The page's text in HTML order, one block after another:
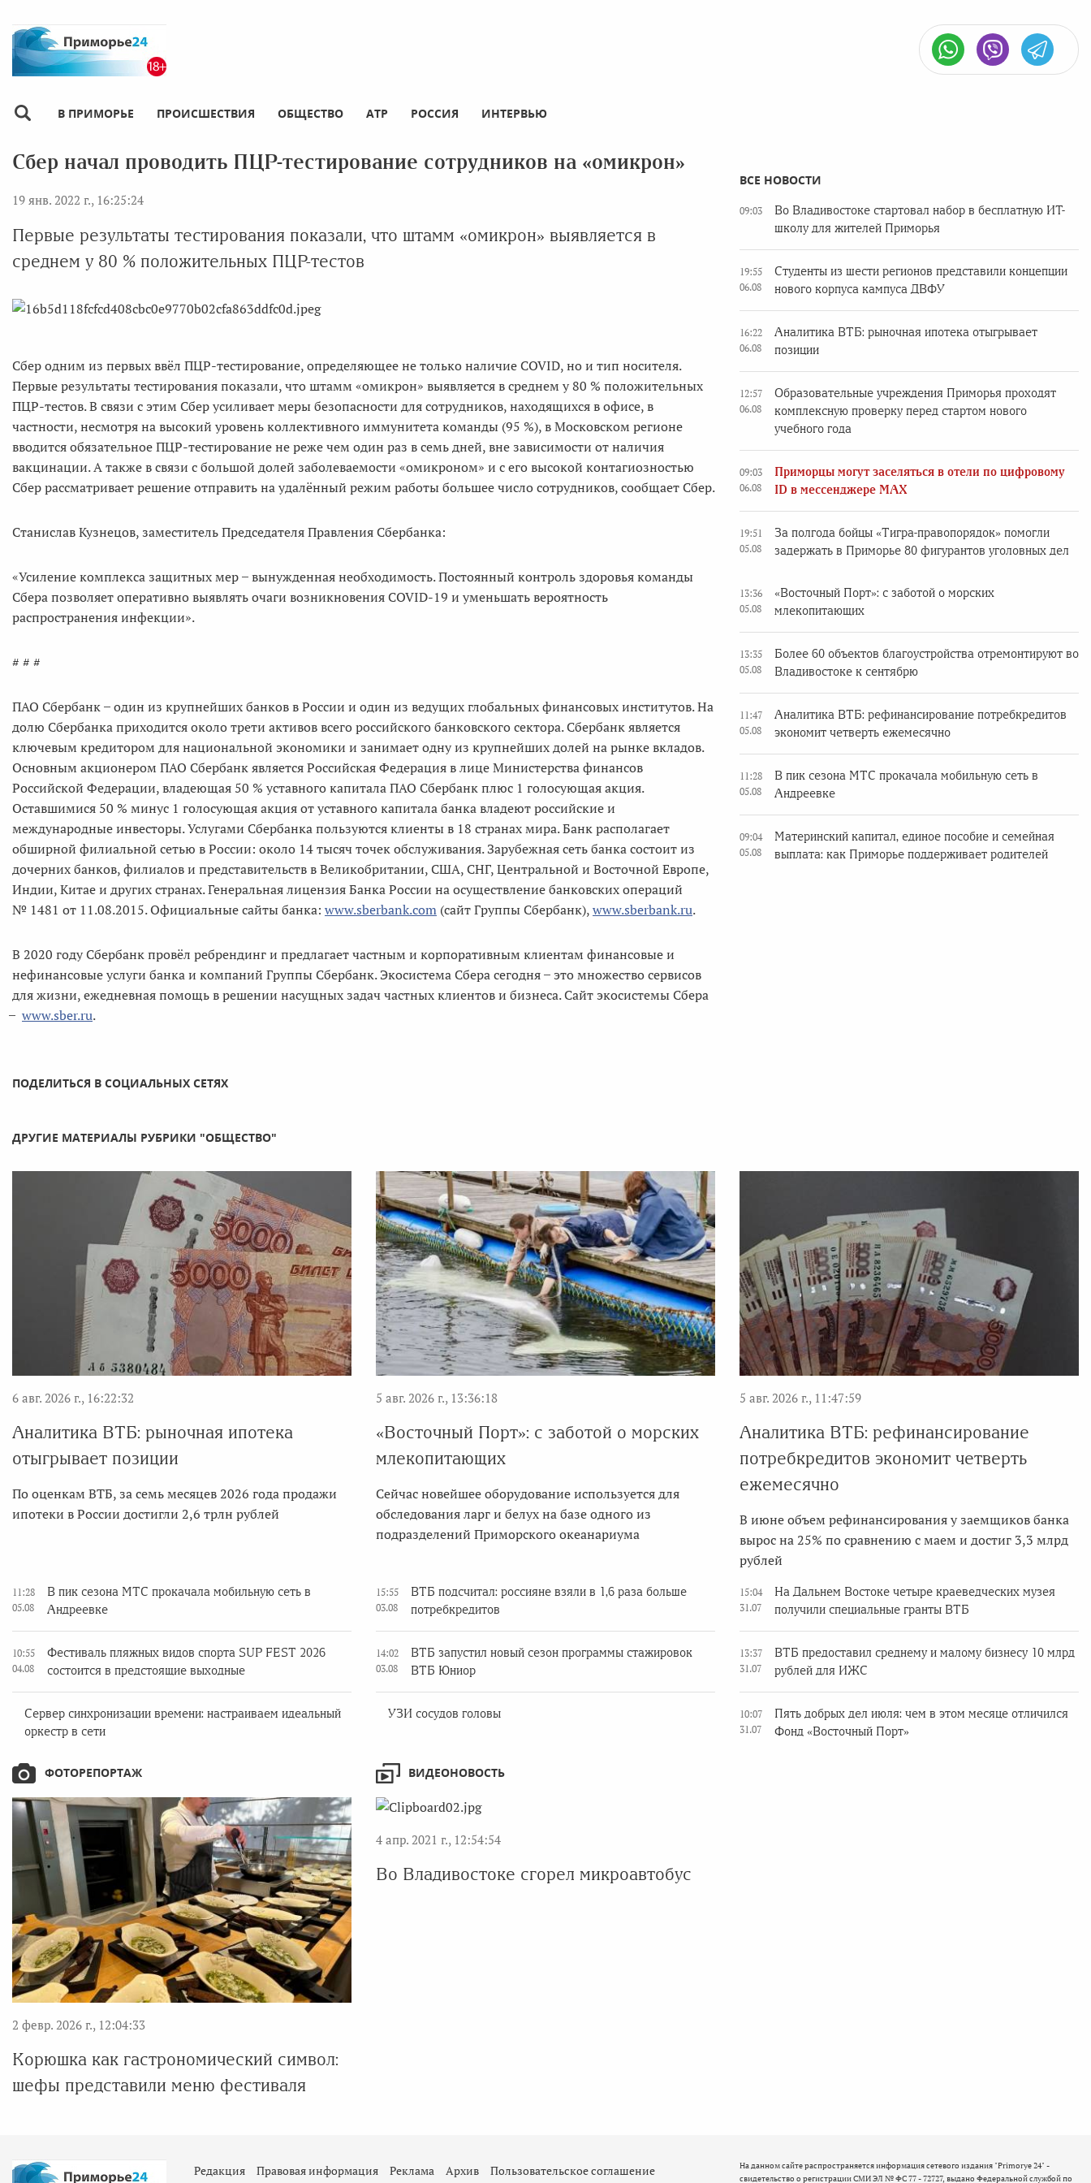
В ПРИМОРЬЕ ПРОИСШЕСТВИЯ ОБЩЕСТВО АТР РОССИЯ ИНТЕРВЬЮ
Сбер начал проводить ПЦР-тестирование сотрудников на «омикрон»
19 янв. 2022 г., 16:25:24
Первые результаты тестирования показали, что штамм «омикрон» выявляется в
среднем у 80 % положительных ПЦР-тестов
Сбер одним из первых ввёл ПЦР-тестирование, определяющее не только наличие COVID, но и тип носителя.
Первые результаты тестирования показали, что штамм «омикрон» выявляется в среднем у 80 % положительных
ПЦР-тестов. В связи с этим Сбер усиливает меры безопасности для сотрудников, находящихся в офисе, в
частности, несмотря на высокий уровень коллективного иммунитета команды (95 %), в Московском регионе
вводится обязательное ПЦР-тестирование не реже чем один раз в семь дней, вне зависимости от наличия
вакцинации. А также в связи с большой долей заболеваемости «омикроном» и с его высокой контагиозностью
Сбер рассматривает решение отправить на удалённый режим работы большее число сотрудников, сообщает Сбер.
Станислав Кузнецов, заместитель Председателя Правления Сбербанка:
«Усиление комплекса защитных мер ̶ вынужденная необходимость. Постоянный контроль здоровья команды
Сбера позволяет оперативно выявлять очаги возникновения COVID-19 и уменьшать вероятность
распространения инфекции».
# # #
ПАО Сбербанк ̶ один из крупнейших банков в России и один из ведущих глобальных финансовых институтов. На
долю Сбербанка приходится около трети активов всего российского банковского сектора. Сбербанк является
ключевым кредитором для национальной экономики и занимает одну из крупнейших долей на рынке вкладов.
Основным акционером ПАО Сбербанк является Российская Федерация в лице Министерства финансов
Российской Федерации, владеющая 50 % уставного капитала ПАО Сбербанк плюс 1 голосующая акция.
Оставшимися 50 % минус 1 голосующая акция от уставного капитала банка владеют российские и
международные инвесторы. Услугами Сбербанка пользуются клиенты в 18 странах мира. Банк располагает
обширной филиальной сетью в России: около 14 тысяч точек обслуживания. Зарубежная сеть банка состоит из
дочерних банков, филиалов и представительств в Великобритании, США, СНГ, Центральной и Восточной Европе,
Индии, Китае и других странах. Генеральная лицензия Банка России на осуществление банковских операций
№ 1481 от 11.08.2015. Официальные сайты банка: www.sberbank.com (сайт Группы Сбербанк),www.sberbank.ru.
В 2020 году Сбербанк провёл ребрендинг и предлагает частным и корпоративным клиентам финансовые и
нефинансовые услуги банка и компаний Группы Сбербанк. Экосистема Сбера сегодня ̶ это множество сервисов
для жизни, ежедневная помощь в решении насущных задач частных клиентов и бизнеса. Сайт экосистемы Сбера
̶ www.sber.ru.
ПОДЕЛИТЬСЯ В СОЦИАЛЬНЫХ СЕТЯХ
ВСЕ НОВОСТИ
09:03
Во Владивостоке стартовал набор в бесплатную ИТ-
школу для жителей Приморья
19:55
06.08
Студенты из шести регионов представили концепции
нового корпуса кампуса ДВФУ
16:22
06.08
Аналитика ВТБ: рыночная ипотека отыгрывает
позиции
12:57
06.08
Образовательные учреждения Приморья проходят
комплексную проверку перед стартом нового
учебного года
09:03
06.08
Приморцы могут заселяться в отели по цифровому
ID в мессенджере MAX
19:51
05.08
За полгода бойцы «Тигра-правопорядок» помогли
задержать в Приморье 80 фигурантов уголовных дел
13:36
05.08
«Восточный Порт»: с заботой о морских
млекопитающих
13:35
05.08
Более 60 объектов благоустройства отремонтируют во
Владивостоке к сентябрю
11:47
05.08
Аналитика ВТБ: рефинансирование потребкредитов
экономит четверть ежемесячно
11:28
05.08
В пик сезона МТС прокачала мобильную сеть в
Андреевке
09:04
05.08
Материнский капитал, единое пособие и семейная
выплата: как Приморье поддерживает родителей
ДРУГИЕ МАТЕРИАЛЫ РУБРИКИ "ОБЩЕСТВО"
6 авг. 2026 г., 16:22:32
Аналитика ВТБ: рыночная ипотека
отыгрывает позиции
По оценкам ВТБ, за семь месяцев 2026 года продажи
ипотеки в России достигли 2,6 трлн рублей
5 авг. 2026 г., 13:36:18
«Восточный Порт»: с заботой о морских
млекопитающих
Сейчас новейшее оборудование используется для
обследования ларг и белух на базе одного из
подразделений Приморского океанариума
5 авг. 2026 г., 11:47:59
Аналитика ВТБ: рефинансирование
потребкредитов экономит четверть
ежемесячно
В июне объем рефинансирования у заемщиков банка
вырос на 25% по сравнению с маем и достиг 3,3 млрд
рублей
11:28
05.08
В пик сезона МТС прокачала мобильную сеть в
Андреевке
10:55
04.08
Фестиваль пляжных видов спорта SUP FEST 2026
состоится в предстоящие выходные
Сервер синхронизации времени: настраиваем идеальный
оркестр в сети
15:55
03.08
ВТБ подсчитал: россияне взяли в 1,6 раза больше
потребкредитов
14:02
03.08
ВТБ запустил новый сезон программы стажировок
ВТБ Юниор
УЗИ сосудов головы
15:04
31.07
На Дальнем Востоке четыре краеведческих музея
получили специальные гранты ВТБ
13:37
31.07
ВТБ предоставил среднему и малому бизнесу 10 млрд
рублей для ИЖС
10:07
31.07
Пять добрых дел июля: чем в этом месяце отличился
Фонд «Восточный Порт»
ФОТОРЕПОРТАЖ
2 февр. 2026 г., 12:04:33
Корюшка как гастрономический символ:
шефы представили меню фестиваля
ВИДЕОНОВОСТЬ
4 апр. 2021 г., 12:54:54
Во Владивостоке сгорел микроавтобус
Редакция Правовая информация Реклама Архив Пользовательское соглашение
На данном сайте распространяется информация сетевого издания "Primorye 24" -
свидетельство о регистрации СМИ ЭЛ № ФС 77 - 72727, выдано Федеральной службой по